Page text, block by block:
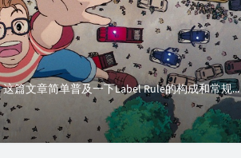
平立面图的风格包中用到各种各样的Label Rule，这篇文章简单普及一下Label Rule的构成和常规操作。我们在SharedContent\Draw...